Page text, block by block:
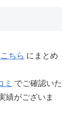
ちら にまとめ
ミ でご確認いた
績がございま